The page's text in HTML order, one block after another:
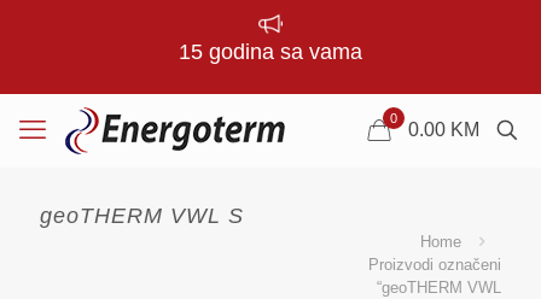
15 godina sa vama
0
0.00 KM
geoTHERM VWL S
Home
Proizvodi označeni
“geoTHERM VWL